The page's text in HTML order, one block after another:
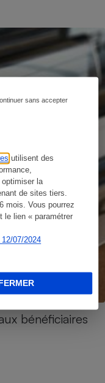
utilisent des
la
de sites tiers.
mois. Vous pourrez
le lien « paramétrer
07/2024
sans accepter
bénéficiaires